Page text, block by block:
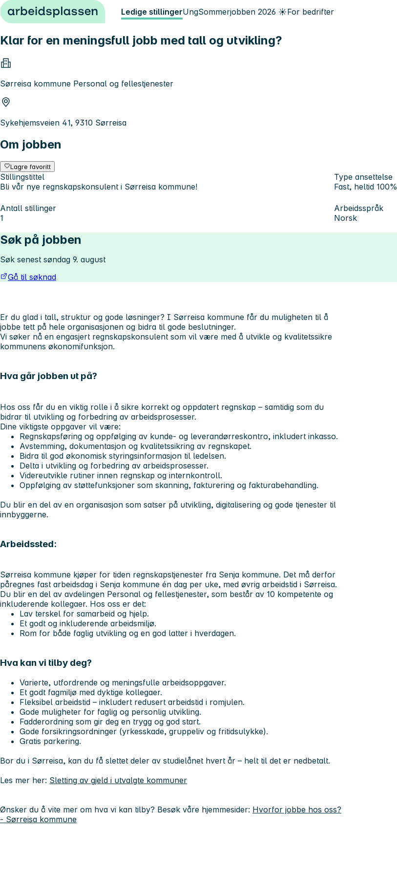
Hopp til innhold Ledige stillingerUngSommerjobben 2026 ☀️For bedrifter
Klar for en meningsfull jobb med tall og utvikling?
Sørreisa kommune Personal og fellestjenester
Sykehjemsveien 41, 9310 Sørreisa
Om jobben
Lagre favoritt
Stillingstittel
Bli vår nye regnskapskonsulent i Sørreisa kommune!
Type ansettelse
Fast, heltid 100%
Antall stillinger
1
Arbeidsspråk
Norsk
Søk på jobben
Søk senest søndag 9. august
Gå til søknad
Er du glad i tall, struktur og gode løsninger? I Sørreisa kommune får du muligheten til å
jobbe tett på hele organisasjonen og bidra til gode beslutninger.
Vi søker nå en engasjert regnskapskonsulent som vil være med å utvikle og kvalitetssikre
kommunens økonomifunksjon.
Hva går jobben ut på?
Hos oss får du en viktig rolle i å sikre korrekt og oppdatert regnskap – samtidig som du
bidrar til utvikling og forbedring av arbeidsprosesser.
Dine viktigste oppgaver vil være:
Regnskapsføring og oppfølging av kunde- og leverandørreskontro, inkludert inkasso.
Avstemming, dokumentasjon og kvalitetssikring av regnskapet.
Bidra til god økonomisk styringsinformasjon til ledelsen.
Delta i utvikling og forbedring av arbeidsprosesser.
Videreutvikle rutiner innen regnskap og internkontroll.
Oppfølging av støttefunksjoner som skanning, fakturering og fakturabehandling.
Du blir en del av en organisasjon som satser på utvikling, digitalisering og gode tjenester til
innbyggerne.
Arbeidssted:
Sørreisa kommune kjøper for tiden regnskapstjenester fra Senja kommune. Det må derfor
påregnes fast arbeidsdag i Senja kommune én dag per uke, med øvrig arbeidstid i Sørreisa.
Du blir en del av avdelingen Personal og fellestjenester, som består av 10 kompetente og
inkluderende kollegaer. Hos oss er det:
Lav terskel for samarbeid og hjelp.
Et godt og inkluderende arbeidsmiljø.
Rom for både faglig utvikling og en god latter i hverdagen.
Hva kan vi tilby deg?
Varierte, utfordrende og meningsfulle arbeidsoppgaver.
Et godt fagmiljø med dyktige kollegaer.
Fleksibel arbeidstid – inkludert redusert arbeidstid i romjulen.
Gode muligheter for faglig og personlig utvikling.
Fadderordning som gir deg en trygg og god start.
Gode forsikringsordninger (yrkesskade, gruppeliv og fritidsulykke).
Gratis parkering.
Bor du i Sørreisa, kan du få slettet deler av studielånet hvert år – helt til det er nedbetalt.
Les mer her: Sletting av gjeld i utvalgte kommuner
Ønsker du å vite mer om hva vi kan tilby? Besøk våre hjemmesider: Hvorfor jobbe hos oss?
- Sørreisa kommune